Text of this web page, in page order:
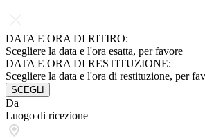
DATA E ORA DI RITIRO:
Scegliere la data e l'ora esatta, per favore
DATA E ORA DI RESTITUZIONE:
Scegliere la data e l'ora di restituzione, per
SCEGLI
Da
Luogo di ricezione